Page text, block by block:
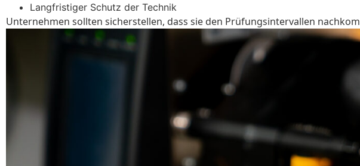
Langfristiger Schutz der Technik
Unternehmen sollten sicherstellen, dass sie den Prüfungsintervallen